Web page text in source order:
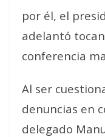
por él, el
adelantó
conferencia
Al ser
denuncias en
delegado